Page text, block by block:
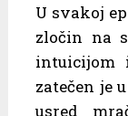
U svakoj
zločin na
intuicijom
zatečen je
usred